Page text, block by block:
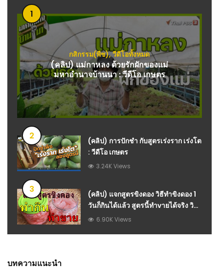
1
กสิกรรม(พืช),วีดีโอทั้งหมด
(คลิป) แม่กาหลง ด้วยรักผักของแม่
มหาอำนาจบ้านนา : วีดีโอ เกษตร
2
(คลิป) การปักชำ กับสูตรเร่งราก เร่งโต
: วีดีโอ เกษตร
3.24K Views
3
(คลิป) แจกสูตรขิงดอง วิธีทำขิงดอง 1
วันก็กินได้แล้ว สูตรนี้ทำvายได้จริง วิธี
ถนอมอาหาร เก็บไว้กินนานๆ : วีดีโอ
6.90K Views
บทความแนะนำ